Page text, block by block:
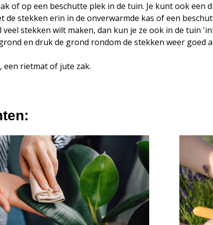
of op een beschutte plek in de tuin. Je kunt ook een
stekken erin in de onverwarmde kas of een
stekken wilt maken, dan kun je ze ook in de tuin
en druk de grond rondom de stekken weer goed
een rietmat of jute zak.